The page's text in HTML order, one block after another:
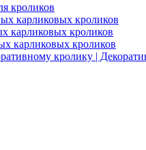
кроликов
карликовых кроликов
карликовых кроликов
карликовых кроликов
кролику |